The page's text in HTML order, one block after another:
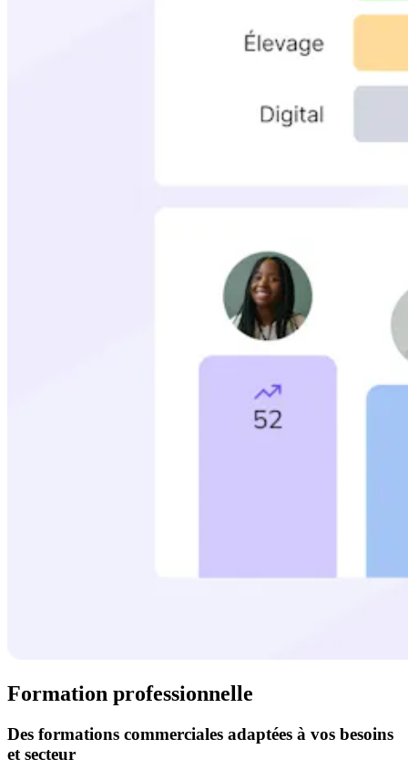
Formation professionnelle
Des formations commerciales adaptées à vos besoins
et secteur